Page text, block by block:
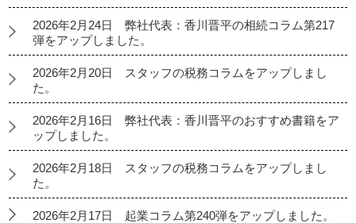
2026年2月24日 弊社代表：香川晋平の相続コラム第217
弾をアップしました。
2026年2月20日 スタッフの税務コラムをアップしまし
た。
2026年2月16日 弊社代表：香川晋平のおすすめ書籍をア
ップしました。
2026年2月18日 スタッフの税務コラムをアップしまし
た。
2026年2月17日 起業コラム第240弾をアップしました。